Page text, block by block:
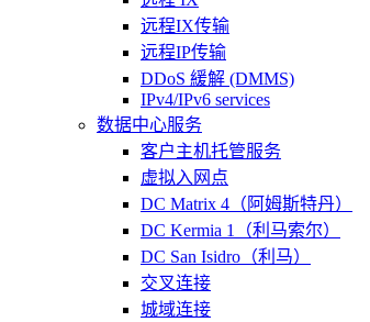
远程IX传输
远程IP传输
DDoS 緩解 (DMMS)
IPv4/IPv6 services
数据中心服务
客户主机托管服务
虚拟入网点
DC Matrix 4（阿姆斯特丹）
DC Kermia 1（利马索尔）
DC San Isidro（利马）
交叉连接
城域连接